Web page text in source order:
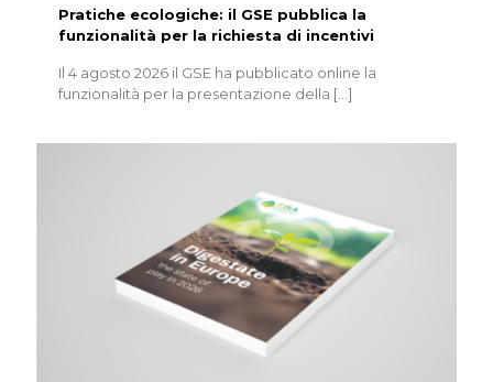
Pratiche ecologiche: il GSE pubblica la
funzionalità per la richiesta di incentivi
Il 4 agosto 2026 il GSE ha pubblicato online la
funzionalità per la presentazione della […]